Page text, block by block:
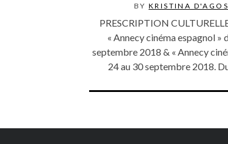
BY KRISTINA
PRESCRIPTION
« Annecy cinéma espagnol »
septembre 2018 & « Annecy
24 au 30 septembre 2018.